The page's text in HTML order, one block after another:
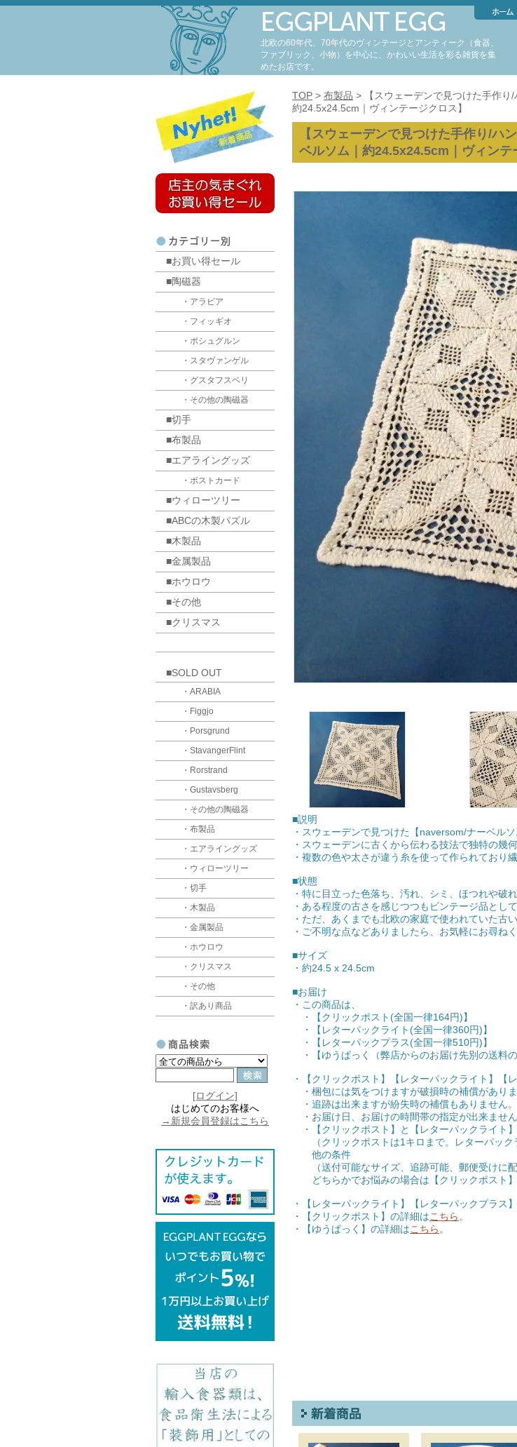
北欧の60年代、70年代のヴィンテージとアンティーク（食器、
ファブリック、小物）を中心に、かわいい生活を彩る雑貨を集
めたお店です。
TOP > 布製品 > 【スウェーデンで見つけた手作り
約24.5x24.5cm｜ヴィンテージクロス】
【スウェーデンで見つけた手作り/
ベルソム｜約24.5x24.5cm｜ヴィンテ
■説明
・スウェーデンで見つけた【naversom/ナーベル
・スウェーデンに古くから伝わる技法で独特の幾
・複数の色や太さが違う糸を使って作られており
■状態
・特に目立った色落ち、汚れ、シミ、ほつれや破
・ある程度の古さを感じつつもビンテージ品とし
・ただ、あくまでも北欧の家庭で使われていた古
・ご不明な点などありましたら、お気軽にお尋ねく
■サイズ
・約24.5 x 24.5cm
■お届け
・この商品は、
・【クリックポスト(全国一律164円)】
・【レターパックライト(全国一律360円)】
・【レターパックプラス(全国一律510円)】
・【ゆうぱっく（弊店からのお届け先別の送料
・【クリックポスト】【レターパックライト】【
・梱包には気をつけますが破損時の補償がありま
・追跡は出来ますが紛失時の補償もありません。
・お届け日、お届けの時間帯の指定が出来ません
・【クリックポスト】と【レターパックライト
（クリックポストは1キロまで。レターパック
他の条件
（送付可能なサイズ、追跡可能、郵便受けに配
どちらかでお悩みの場合は【クリックポスト】
・【レターパックライト】【レターパックプラス
・【クリックポスト】の詳細はこちら 。
・【ゆうぱっく】の詳細はこちら 。
■お買い得セール
■陶磁器
・アラビア
・フィッギオ
・ポシュグルン
・スタヴァンゲル
・グスタフスベリ
・その他の陶磁器
■切手
■布製品
■エアライングッズ
・ポストカード
■ウィローツリー
■ABCの木製パズル
■木製品
■金属製品
■ホウロウ
■その他
■クリスマス
■SOLD OUT
・ARABIA
・Figgjo
・Porsgrund
・StavangerFlint
・Rorstrand
・Gustavsberg
・その他の陶磁器
・布製品
・エアライングッズ
・ウィローツリー
・切手
・木製品
・金属製品
・ホウロウ
・クリスマス
・その他
・訳あり商品
[ログイン]
はじめてのお客様へ
→新規会員登録はこちら